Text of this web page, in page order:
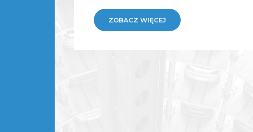
ZOBACZ WIĘCEJ